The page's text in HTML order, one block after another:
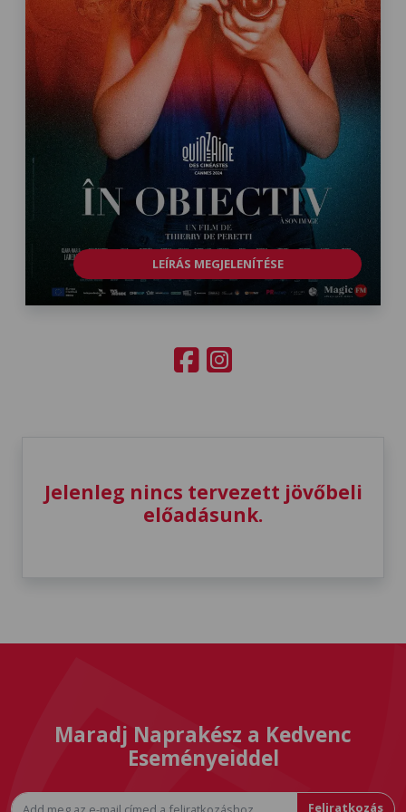
LEÍRÁS MEGJELENÍTÉSE
Jelenleg nincs tervezett jövőbeli
előadásunk.
Maradj Naprakész a Kedvenc
Eseményeiddel
Feliratkozás